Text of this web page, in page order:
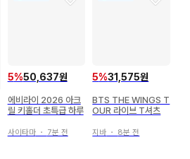
5%50,637원
에비라이 2026 아크
릴 키홀더 초특급 하루
사이타마・ 7분 전
5%31,575원
BTS THE WINGS T
OUR 라이브 T셔츠
지바 ・ 8분 전